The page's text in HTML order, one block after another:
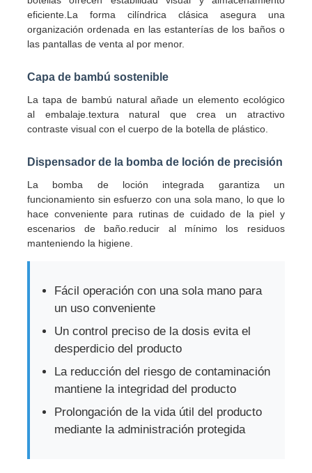
Visita a la fábrica
Control de Calidad
Contacto
Botella de aerosol cosmético
botella de loción cosmética
Botella de goteo para cosméticos
Botella cosmética del rodillo
Jarra de crema cosmética
tapa de plástico
eficiente.La forma cilíndrica clásica asegura una
organización ordenada en las estanterías de los baños o
las pantallas de venta al por menor.
Capa de bambú sostenible
La tapa de bambú natural añade un elemento ecológico
al embalaje.textura natural que crea un atractivo
contraste visual con el cuerpo de la botella de plástico.
Dispensador de la bomba de loción de precisión
La bomba de loción integrada garantiza un
funcionamiento sin esfuerzo con una sola mano, lo que lo
hace conveniente para rutinas de cuidado de la piel y
escenarios de baño.reducir al mínimo los residuos
manteniendo la higiene.
Fácil operación con una sola mano para
un uso conveniente
Un control preciso de la dosis evita el
desperdicio del producto
La reducción del riesgo de contaminación
mantiene la integridad del producto
Prolongación de la vida útil del producto
mediante la administración protegida